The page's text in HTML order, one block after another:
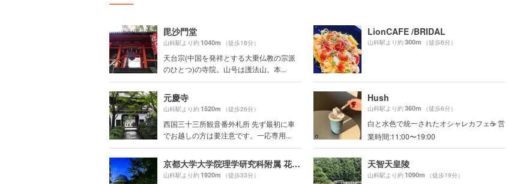
毘沙門堂
山科駅より約1040m （徒歩18分）
天台宗(中国を発祥とする大乗仏教の宗派
のひとつ)の寺院。山号は護法山。本...
LionCAFE /BRIDAL
山科駅より約300m （徒歩6分）
元慶寺
山科駅より約1520m （徒歩26分）
西国三十三所観音番外札所 先ず最初に車
でお越しの方は要注意です。一応専用...
Hush
山科駅より約360m （徒歩6分）
白と水色で統一されたオシャレカフェ☕️ 営
業時間:11:00〜19:00
京都大学大学院理学研究科附属 花山天文台
山科駅より約1920m （徒歩33分）
天智天皇陵
山科駅より約1090m （徒歩19分）